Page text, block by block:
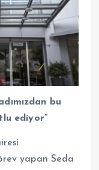
bu
ediyor”
yapan Seda